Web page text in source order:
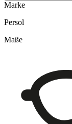
Marke
Persol
Maße